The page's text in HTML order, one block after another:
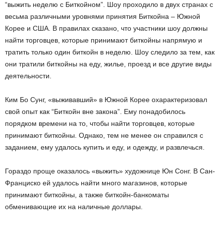
“выжить неделю с Биткойном”. Шоу проходило в двух странах с
весьма различными уровнями принятия Биткойна – Южной
Корее и США. В правилах сказано, что участники шоу должны
найти торговцев, которые принимают биткойны напрямую и
тратить только один биткойн в неделю. Шоу следило за тем, как
они тратили биткойны на еду, жилье, проезд и все другие виды
деятельности.
Ким Бо Сунг, «выживавший» в Южной Корее охарактеризовал
свой опыт как “Биткойн вне закона”. Ему понадобилось
порядком времени на то, чтобы найти торговцев, которые
принимают биткойны. Однако, тем не менее он справился с
заданием, ему удалось купить и еду, и одежду, и развлечься.
Гораздо проще оказалось «выжить» художнице Юн Сонг. В Сан-
Франциско ей удалось найти много магазинов, которые
принимают биткойны, а также биткойн-банкоматы
обменивающие их на наличные доллары.